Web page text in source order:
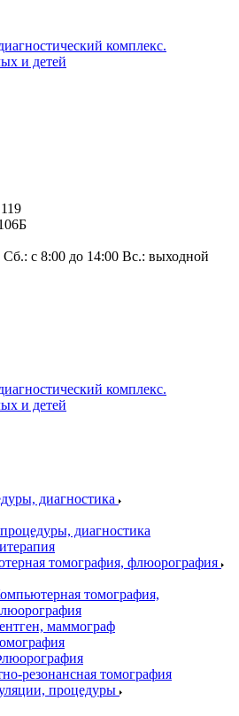
с 8:00 до 14:00 Вс.: выходной
диагностика
диагностика
томография, флюорография
томография,
маммограф
резонансная томография
процедуры